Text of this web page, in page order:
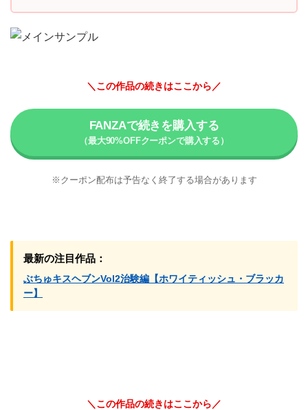
＼この作品の続きはここから／
FANZAで続きを購入する
※クーポン配布は予告なく終了する場合があります
最新の注目作品：
ぶちゅキスヘブンVol2治験編【ホワイティッシュ・ブラッカ
ー】
＼この作品の続きはここから／